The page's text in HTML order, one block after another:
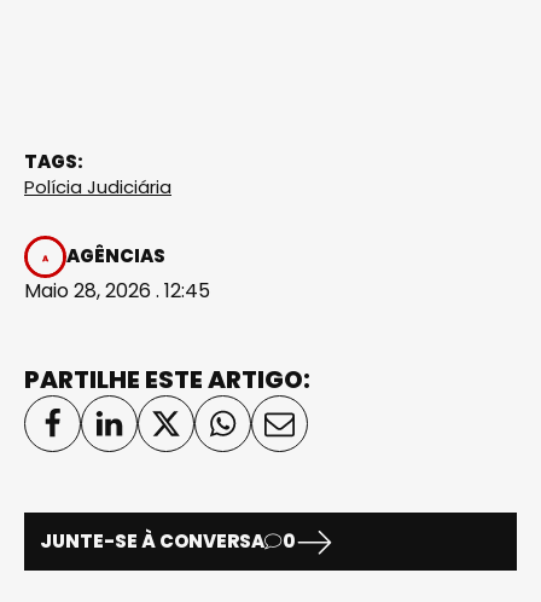
TAGS:
Polícia Judiciária
AGÊNCIAS
Maio 28, 2026 . 12:45
PARTILHE ESTE ARTIGO:
JUNTE-SE À CONVERSA 0